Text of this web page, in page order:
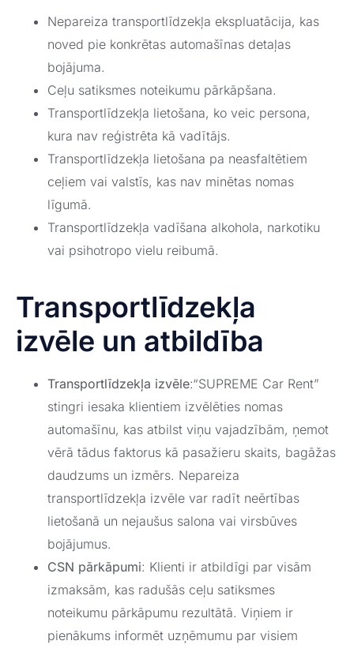
Nepareiza transportlīdzekļa ekspluatācija, kas
noved pie konkrētas automašīnas detaļas
bojājuma.
Ceļu satiksmes noteikumu pārkāpšana.
Transportlīdzekļa lietošana, ko veic persona,
kura nav reģistrēta kā vadītājs.
Transportlīdzekļa lietošana pa neasfaltētiem
ceļiem vai valstīs, kas nav minētas nomas
līgumā.
Transportlīdzekļa vadīšana alkohola, narkotiku
vai psihotropo vielu reibumā.
Transportlīdzekļa
izvēle un atbildība
Transportlīdzekļa izvēle:“SUPREME Car Rent”
stingri iesaka klientiem izvēlēties nomas
automašīnu, kas atbilst viņu vajadzībām, ņemot
vērā tādus faktorus kā pasažieru skaits, bagāžas
daudzums un izmērs. Nepareiza
transportlīdzekļa izvēle var radīt neērtības
lietošanā un nejaušus salona vai virsbūves
bojājumus.
CSN pārkāpumi: Klienti ir atbildīgi par visām
izmaksām, kas radušās ceļu satiksmes
noteikumu pārkāpumu rezultātā. Viņiem ir
pienākums informēt uzņēmumu par visiem